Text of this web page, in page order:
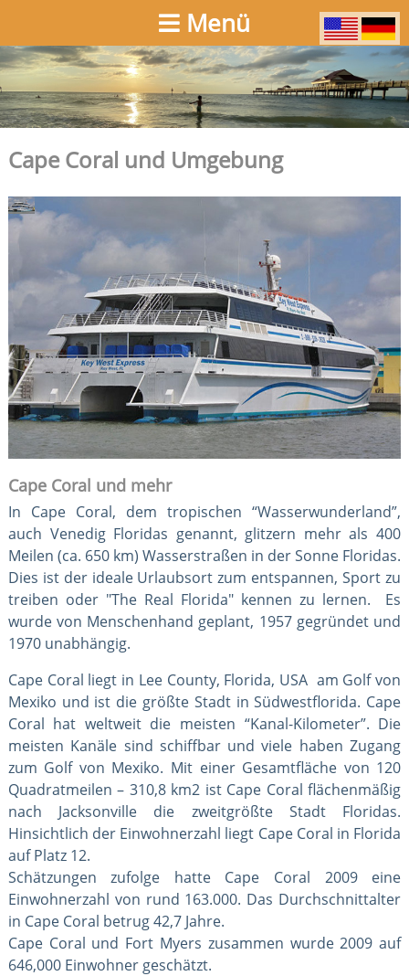
Menü
Cape Coral und Umgebung
Cape Coral und mehr
In Cape Coral, dem tropischen “Wasserwunderland”,
auch Venedig Floridas genannt, glitzern mehr als 400
Meilen (ca. 650 km) Wasserstraßen in der Sonne Floridas.
Dies ist der ideale Urlaubsort zum entspannen, Sport zu
treiben oder "The Real Florida" kennen zu lernen. Es
wurde von Menschenhand geplant, 1957 gegründet und
1970 unabhängig.
Cape Coral liegt in Lee County, Florida, USA am Golf von
Mexiko und ist die größte Stadt in Südwestflorida. Cape
Coral hat weltweit die meisten “Kanal-Kilometer”. Die
meisten Kanäle sind schiffbar und viele haben Zugang
zum Golf von Mexiko. Mit einer Gesamtfläche von 120
Quadratmeilen – 310,8 km2 ist Cape Coral flächenmäßig
nach Jacksonville die zweitgrößte Stadt Floridas.
Hinsichtlich der Einwohnerzahl liegt Cape Coral in Florida
auf Platz 12.
Schätzungen zufolge hatte Cape Coral 2009 eine
Einwohnerzahl von rund 163.000. Das Durchschnittalter
in Cape Coral betrug 42,7 Jahre.
Cape Coral und Fort Myers zusammen wurde 2009 auf
646,000 Einwohner geschätzt.